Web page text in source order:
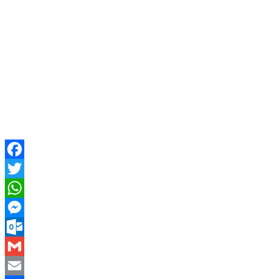
Facebook
Twitter
WhatsApp
Messenger
Outlook.com
Gmail